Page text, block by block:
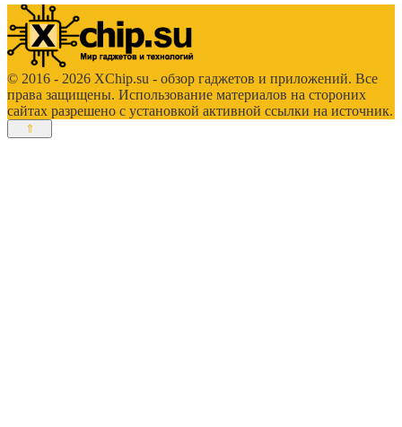
© 2016 - 2026 XChip.su - обзор гаджетов и приложений. Все
права защищены. Использование материалов на стороних
сайтах разрешено с установкой активной ссылки на источник.